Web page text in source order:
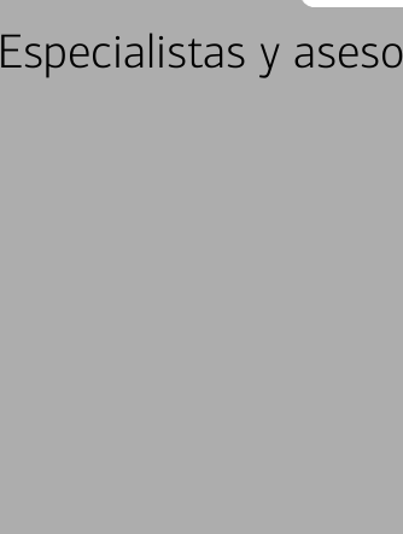
Especialistas y